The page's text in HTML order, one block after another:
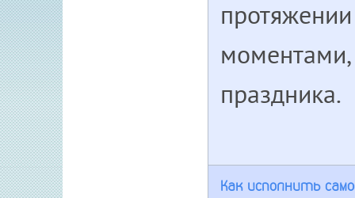
праздника.
Как исполнить